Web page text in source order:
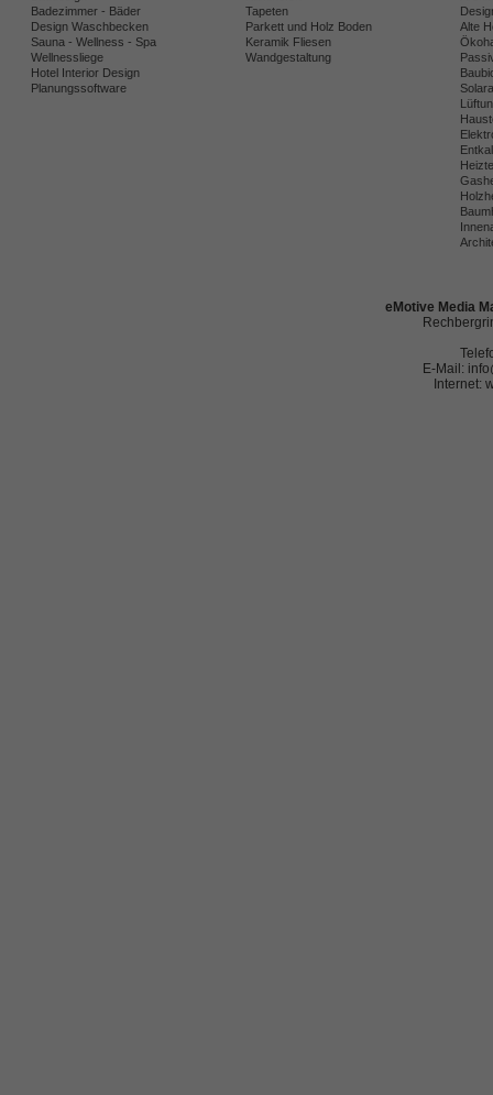
Badezimmer - Bäder
Design Waschbecken
Sauna - Wellness - Spa
Wellnessliege
Hotel Interior Design
Planungssoftware
Tapeten
Parkett und Holz Boden
Keramik Fliesen
Wandgestaltung
Alte
eMotive Media
E-Mail:
Internet: